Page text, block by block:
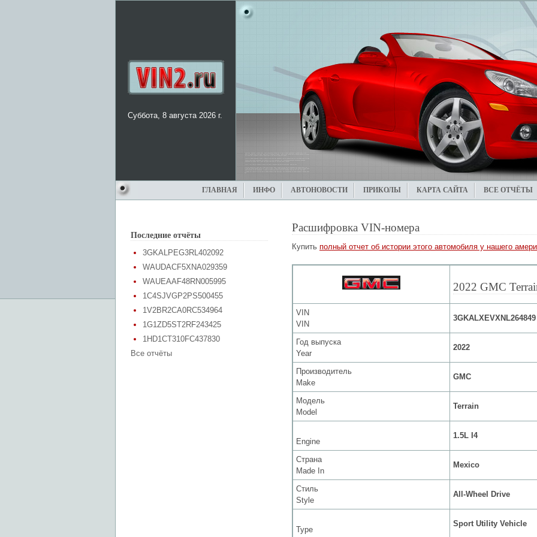
Суббота, 8 августа 2026 г.
ГЛАВНАЯ ИНФО АВТОНОВОСТИ ПРИКОЛЫ КАРТА САЙТА ВСЕ ОТЧЁТЫ
Последние отчёты
3GKALPEG3RL402092
WAUDACF5XNA029359
WAUEAAF48RN005995
1C4SJVGP2PS500455
1V2BR2CA0RC534964
1G1ZD5ST2RF243425
1HD1CT310FC437830
Все отчёты
Расшифровка VIN-номера
Купить полный отчет об истории этого автомобиля у нашего
2022 GMC
VIN
VIN
3GKALXEVXNL264849
Год выпуска
Year
2022
Производитель
Make
GMC
Модель
Model
Terrain
Engine
1.5L I4
Страна
Made In
Mexico
Стиль
Style
All-Wheel Drive
Type
Sport Utility Vehicle